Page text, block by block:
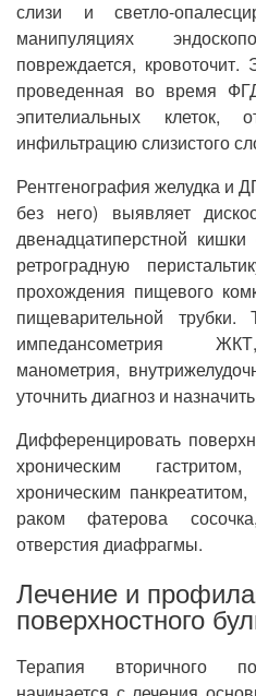
слизи и светло-
манипуляциях
повреждается, кровоточит.
проведенная во время
эпителиальных клеток,
инфильтрацию слизистого
Рентгенография желудка и
без него) выявляет
двенадцатиперстной
ретроградную
прохождения пищевого
пищеварительной трубки.
импедансометрия
манометрия,
уточнить диагноз и
Дифференцировать
хроническим
хроническим
раком фатерова
отверстия диафрагмы.
Лечение и
поверхностного
Терапия вторичного